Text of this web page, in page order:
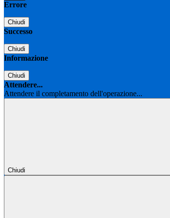
Errore
Chiudi
Successo
Chiudi
Informazione
Chiudi
Attendere...
Attendere il completamento dell'operazione...
Chiudi